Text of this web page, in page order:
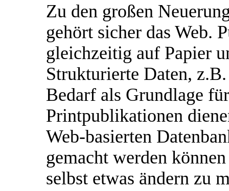
Zu den großen
gehört sicher das Web.
gleichzeitig auf Papier
Strukturierte Daten,
Bedarf als Grundlage
Printpublikationen
Web-basierten
gemacht werden
selbst etwas ändern zu